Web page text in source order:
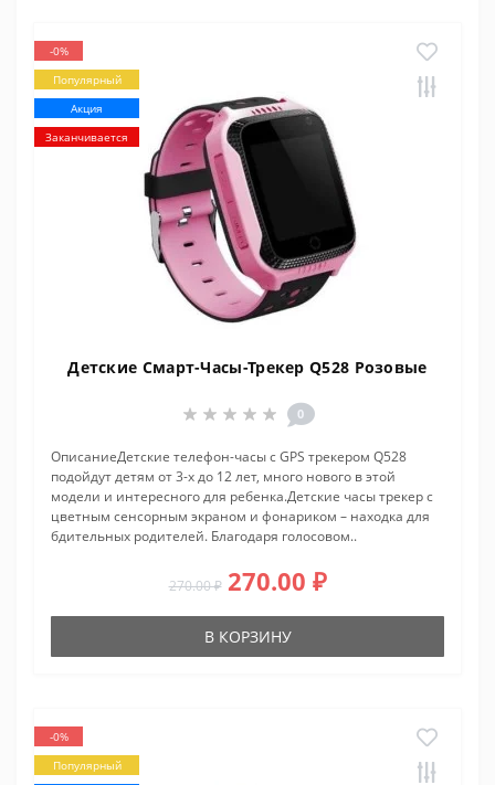
-0%
Популярный
Акция
Заканчивается
Детские Смарт-Часы-Трекер Q528 Розовые
0
ОписаниеДетские телефон-часы с GPS трекером Q528
подойдут детям от 3-х до 12 лет, много нового в этой
модели и интересного для ребенка.Детские часы трекер с
цветным сенсорным экраном и фонариком – находка для
бдительных родителей. Благодаря голосовом..
270.00 ₽ 270.00 ₽
В КОРЗИНУ
-0%
Популярный